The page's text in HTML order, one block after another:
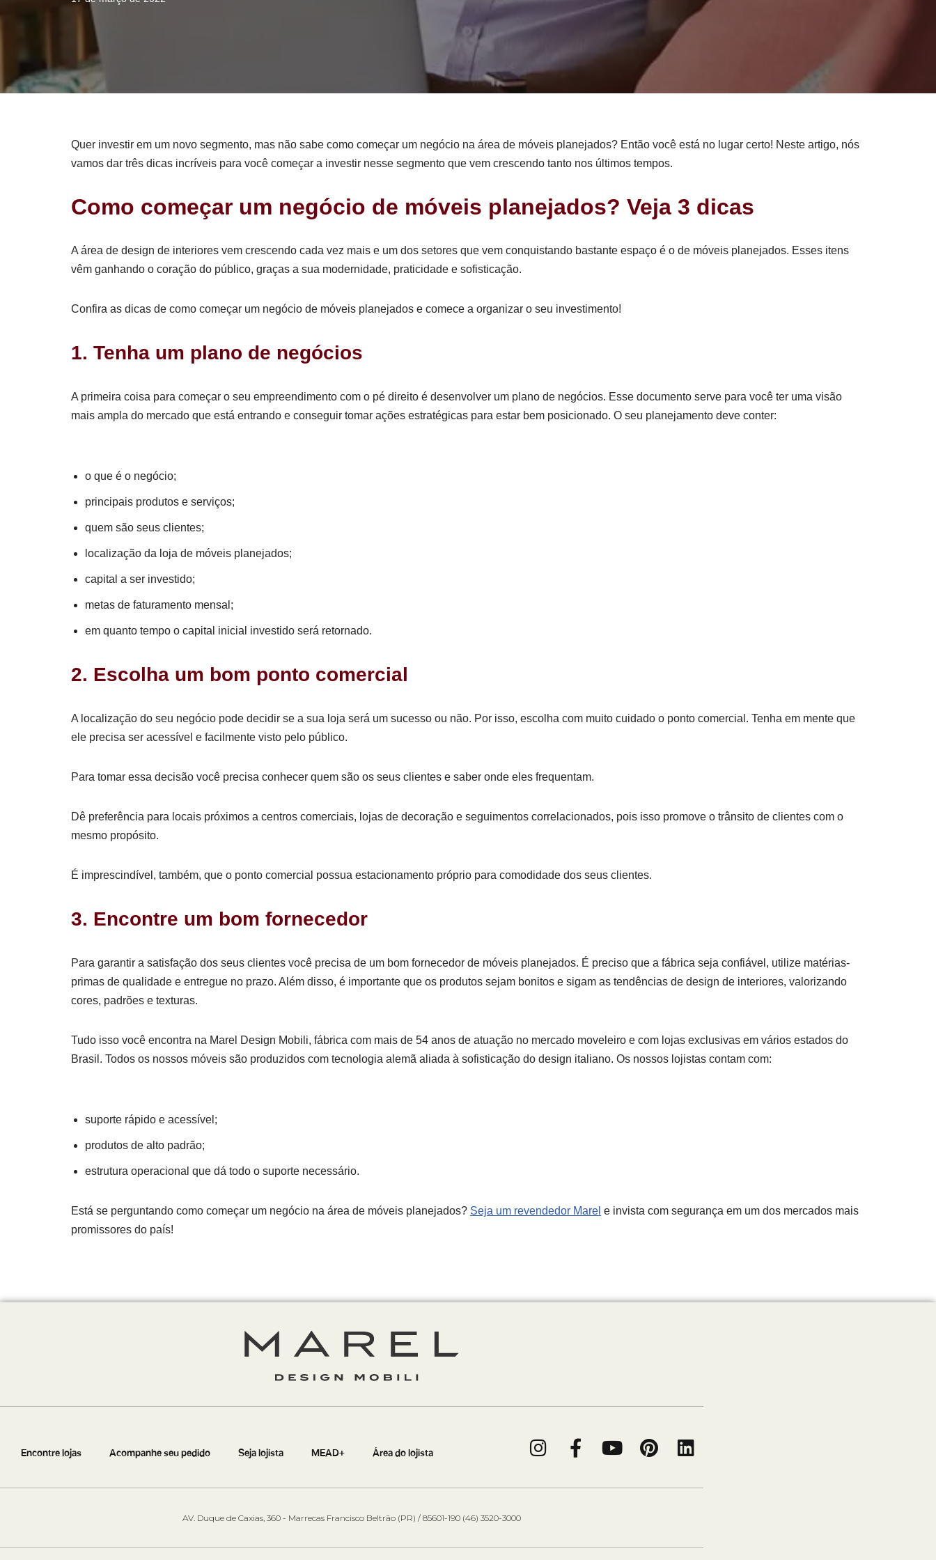
Quer investir em um novo segmento, mas não sabe como começar um negócio na área de móveis planejados? Então você está no lugar certo! Neste artigo, nós
vamos dar três dicas incríveis para você começar a investir nesse segmento que vem crescendo tanto nos últimos tempos.
Como começar um negócio de móveis planejados? Veja 3 dicas
A área de design de interiores vem crescendo cada vez mais e um dos setores que vem conquistando bastante espaço é o de móveis planejados. Esses itens
vêm ganhando o coração do público, graças a sua modernidade, praticidade e sofisticação.
Confira as dicas de como começar um negócio de móveis planejados e comece a organizar o seu investimento!
1. Tenha um plano de negócios
A primeira coisa para começar o seu empreendimento com o pé direito é desenvolver um plano de negócios. Esse documento serve para você ter uma visão
mais ampla do mercado que está entrando e conseguir tomar ações estratégicas para estar bem posicionado. O seu planejamento deve conter:
o que é o negócio;
principais produtos e serviços;
quem são seus clientes;
localização da loja de móveis planejados;
capital a ser investido;
metas de faturamento mensal;
em quanto tempo o capital inicial investido será retornado.
2. Escolha um bom ponto comercial
A localização do seu negócio pode decidir se a sua loja será um sucesso ou não. Por isso, escolha com muito cuidado o ponto comercial. Tenha em mente que
ele precisa ser acessível e facilmente visto pelo público.
Para tomar essa decisão você precisa conhecer quem são os seus clientes e saber onde eles frequentam.
Dê preferência para locais próximos a centros comerciais, lojas de decoração e seguimentos correlacionados, pois isso promove o trânsito de clientes com o
mesmo propósito.
É imprescindível, também, que o ponto comercial possua estacionamento próprio para comodidade dos seus clientes.
3. Encontre um bom fornecedor
Para garantir a satisfação dos seus clientes você precisa de um bom fornecedor de móveis planejados. É preciso que a fábrica seja confiável, utilize matérias-
primas de qualidade e entregue no prazo. Além disso, é importante que os produtos sejam bonitos e sigam as tendências de design de interiores, valorizando
cores, padrões e texturas.
Tudo isso você encontra na Marel Design Mobili, fábrica com mais de 54 anos de atuação no mercado moveleiro e com lojas exclusivas em vários estados do
Brasil. Todos os nossos móveis são produzidos com tecnologia alemã aliada à sofisticação do design italiano. Os nossos lojistas contam com:
suporte rápido e acessível;
produtos de alto padrão;
estrutura operacional que dá todo o suporte necessário.
Está se perguntando como começar um negócio na área de móveis planejados? Seja um revendedor Marel e invista com segurança em um dos mercados mais
promissores do país!
Encontre lojas Acompanhe seu pedido Seja lojista MEAD+ Área do lojista
AV. Duque de Caxias, 360 - Marrecas Francisco Beltrão (PR) / 85601-190 (46) 3520-3000